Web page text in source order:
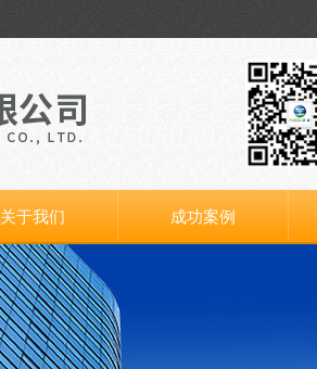
关于我们 成功案例